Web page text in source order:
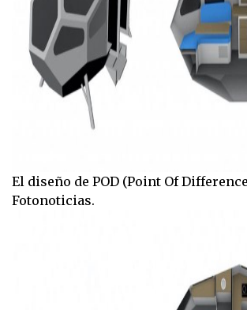
El diseño de POD (Point Of
Fotonoticias.